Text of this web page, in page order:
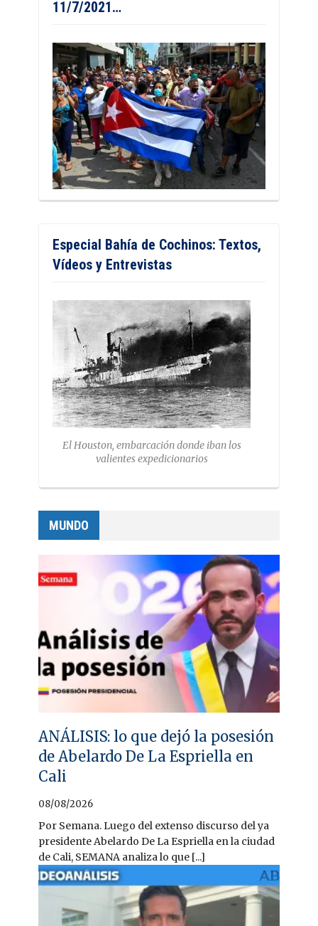
11/7/2021…
Especial Bahía de Cochinos: Textos,
Vídeos y Entrevistas
El Houston, embarcación donde iban los
valientes expedicionarios
MUNDO
ANÁLISIS: lo que dejó la posesión
de Abelardo De La Espriella en
Cali
08/08/2026
Por Semana. Luego del extenso discurso del ya
presidente Abelardo De La Espriella en la ciudad
de Cali, SEMANA analiza lo que [...]